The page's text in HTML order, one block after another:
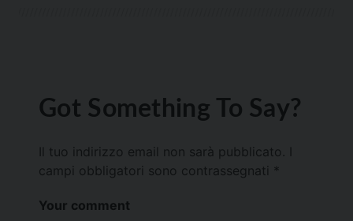
Got Something To Say?
Il tuo indirizzo email non sarà pubblicato.
campi obbligatori sono contrassegnati *
Your comment